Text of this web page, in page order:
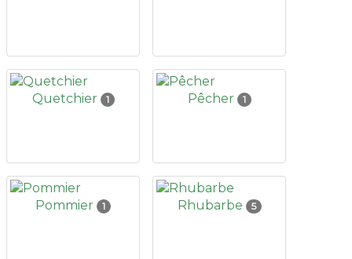
Quetchier 1 Pêcher 1
Pommier 1 Rhubarbe 5